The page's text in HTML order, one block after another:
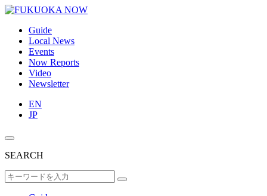
Guide
Local News
Events
Now Reports
Video
Newsletter
EN
JP
SEARCH